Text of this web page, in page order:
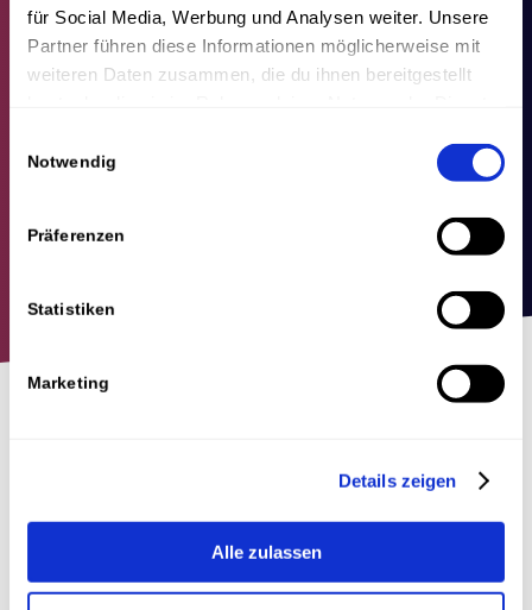
für Social Media, Werbung und Analysen weiter. Unsere
Partner führen diese Informationen möglicherweise mit
weiteren Daten zusammen, die du ihnen bereitgestellt
Notwendig
Präferenzen
Statistiken
Marketing
Details zeigen
Alle zulassen
Andrea Anliker ist die Inhaberin und
Geschäftsführerin der OMH Online Marketing
Agentur. Die Agentur wurde 2016 gegründet
und ist spezialisiert auf B2B-Online-Marketing.